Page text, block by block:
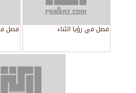
فصل في رؤيا الثناء فصل